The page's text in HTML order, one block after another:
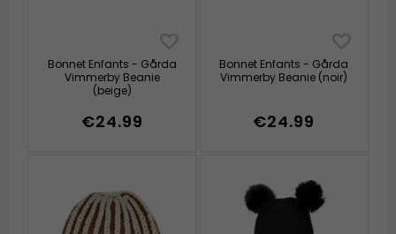
Bonnet Enfants - Gårda
Vimmerby Beanie
(beige)
€24.99
Bonnet Enfants - Gårda
Vimmerby Beanie (noir)
€24.99